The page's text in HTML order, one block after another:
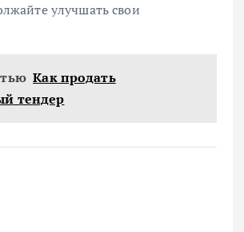
улучшать свои
Как продать
тендер